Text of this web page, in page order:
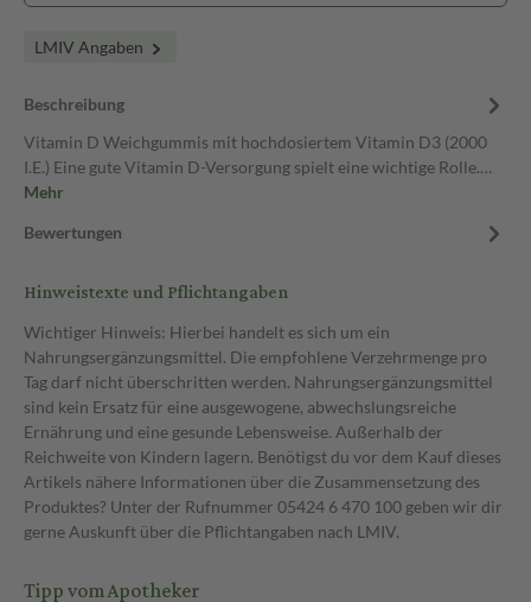
LMIV Angaben
Beschreibung
Vitamin D Weichgummis mit hochdosiertem Vitamin D3 (2000
I.E.) Eine gute Vitamin D-Versorgung spielt eine wichtige Rolle.…
Mehr
Bewertungen
Hinweistexte und Pflichtangaben
Wichtiger Hinweis: Hierbei handelt es sich um ein
Nahrungsergänzungsmittel. Die empfohlene Verzehrmenge pro
Tag darf nicht überschritten werden. Nahrungsergänzungsmittel
sind kein Ersatz für eine ausgewogene, abwechslungsreiche
Ernährung und eine gesunde Lebensweise. Außerhalb der
Reichweite von Kindern lagern. Benötigst du vor dem Kauf dieses
Artikels nähere Informationen über die Zusammensetzung des
Produktes? Unter der Rufnummer 05424 6 470 100 geben wir dir
gerne Auskunft über die Pflichtangaben nach LMIV.
Tipp vom Apotheker